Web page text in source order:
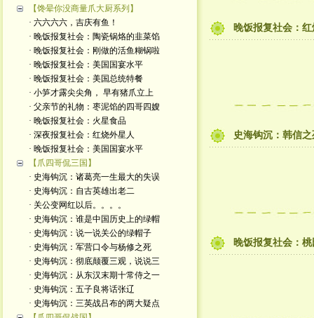
【馋晕你没商量爪大厨系列】
· 六六六六，吉庆有鱼！
· 晚饭报复社会：陶瓷锅烙的韭菜馅
· 晚饭报复社会：刚做的活鱼糊锅啦
· 晚饭报复社会：美国国宴水平
· 晚饭报复社会：美国总统特餐
· 小笋才露尖尖角， 早有猪爪立上
· 父亲节的礼物：枣泥馅的四哥四嫂
· 晚饭报复社会：火星食品
· 深夜报复社会：红烧外星人
· 晚饭报复社会：美国国宴水平
【爪四哥侃三国】
· 史海钩沉：诸葛亮一生最大的失误
· 史海钩沉：自古英雄出老二
· 关公变网红以后。。。。
· 史海钩沉：谁是中国历史上的绿帽
· 史海钩沉：说一说关公的绿帽子
· 史海钩沉：军营口令与杨修之死
· 史海钩沉：彻底颠覆三观，说说三
· 史海钩沉：从东汉末期十常侍之一
· 史海钩沉：五子良将话张辽
· 史海钩沉：三英战吕布的两大疑点
晚饭报复社会：
史海钩沉：韩信
晚饭报复社会：